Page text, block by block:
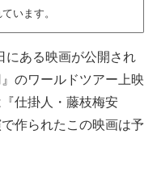
います。
にある映画が公開され
のワールドツアー上映
仕掛人・藤枝梅安
作られたこの映画は予